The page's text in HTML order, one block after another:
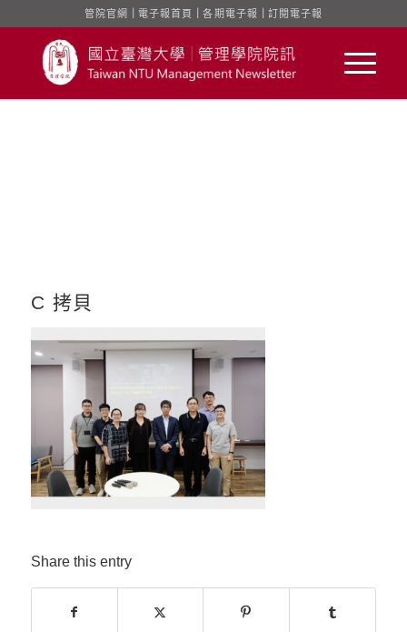
管院官網 電子報首頁 ｜各期電子報 訂閱電子報
C 拷貝
Share this entry